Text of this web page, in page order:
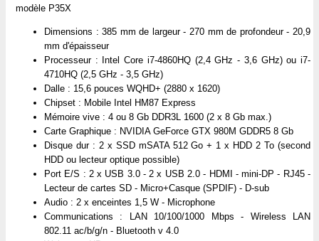
modèle P35X
Dimensions : 385 mm de largeur - 270 mm de profondeur - 20,9
mm d'épaisseur
Processeur : Intel Core i7-4860HQ (2,4 GHz - 3,6 GHz) ou i7-
4710HQ (2,5 GHz - 3,5 GHz)
Dalle : 15,6 pouces WQHD+ (2880 x 1620)
Chipset : Mobile Intel HM87 Express
Mémoire vive : 4 ou 8 Gb DDR3L 1600 (2 x 8 Gb max.)
Carte Graphique : NVIDIA GeForce GTX 980M GDDR5 8 Gb
Disque dur : 2 x SSD mSATA 512 Go + 1 x HDD 2 To (second
HDD ou lecteur optique possible)
Port E/S : 2 x USB 3.0 - 2 x USB 2.0 - HDMI - mini-DP - RJ45 -
Lecteur de cartes SD - Micro+Casque (SPDIF) - D-sub
Audio : 2 x enceintes 1,5 W - Microphone
Communications : LAN 10/100/1000 Mbps - Wireless LAN
802.11 ac/b/g/n - Bluetooth v 4.0